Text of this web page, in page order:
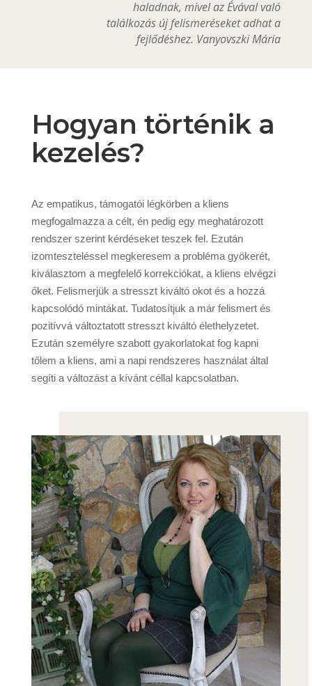
haladnak, mivel az Évával való
találkozás új felismeréseket adhat a
fejlődéshez. Vanyovszki Mária
Hogyan történik a
kezelés?
Az empatikus, támogatói légkörben a kliens
megfogalmazza a célt, én pedig egy meghatározott
rendszer szerint kérdéseket teszek fel. Ezután
izomteszteléssel megkeresem a probléma gyökerét,
kiválasztom a megfelelő korrekciókat, a kliens elvégzi
őket. Felismerjük a stresszt kiváltó okot és a hozzá
kapcsolódó mintákat. Tudatosítjuk a már felismert és
pozitívvá változtatott stresszt kiváltó élethelyzetet.
Ezután személyre szabott gyakorlatokat fog kapni
tőlem a kliens, ami a napi rendszeres használat által
segíti a változást a kívánt céllal kapcsolatban.